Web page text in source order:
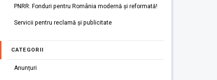
PNRR: Fonduri pentru România modernă și reformată!
Servicii pentru reclamă și publicitate
CATEGORII
Anunțuri